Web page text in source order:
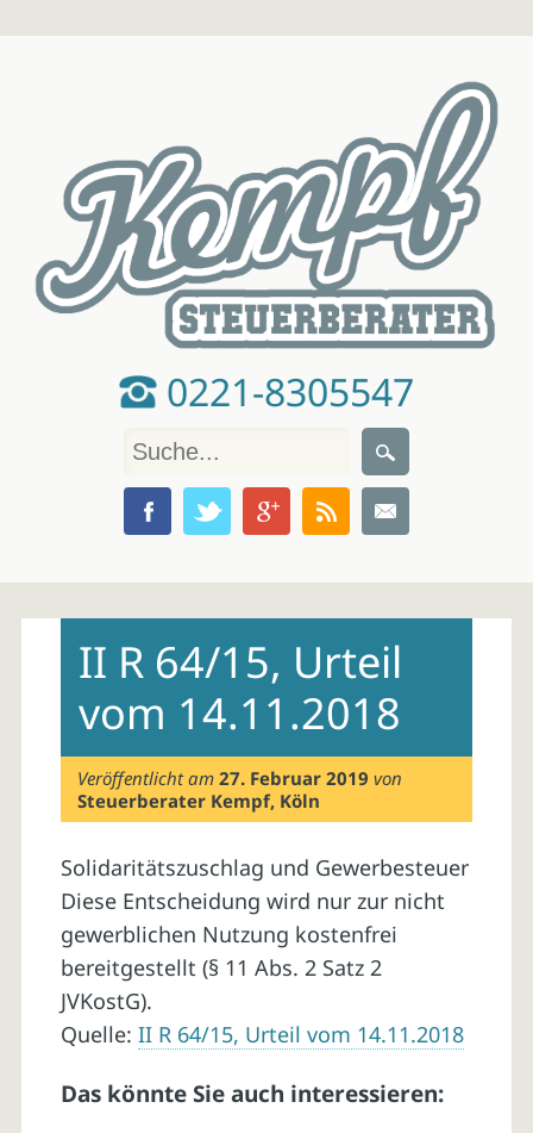
0221-8305547
contentII R 64/15, Urteil
vom 14.11.2018
Veröffentlicht am27. Februar 2019 von
Steuerberater Kempf, Köln
Solidaritätszuschlag und Gewerbesteuer
Diese Entscheidung wird nur zur nicht
gewerblichen Nutzung kostenfrei
bereitgestellt (§ 11 Abs. 2 Satz 2
JVKostG).
Quelle: II R 64/15, Urteil vom 14.11.2018
Das könnte Sie auch interessieren: